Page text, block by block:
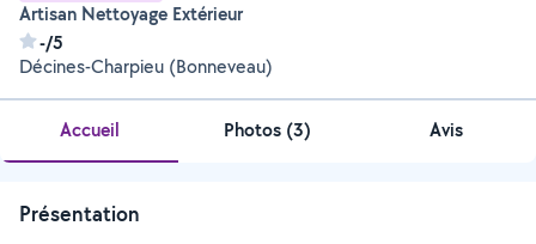
Artisan Nettoyage Extérieur
-/5
Décines-Charpieu (Bonneveau)
Accueil Photos (3) Avis
Présentation